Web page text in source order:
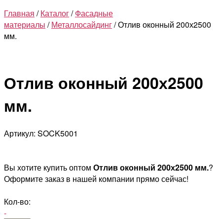
Главная /Каталог/Фасадные
материалы /Металлосайдинг/ Отлив оконный 200х2500
мм.
Отлив оконный 200х2500
мм.
Артикул: SOCK5001
Вы хотите купить оптом Отлив оконный 200х2500 мм.?
Оформите заказ в нашей компании прямо сейчас!
Кол-во:
-